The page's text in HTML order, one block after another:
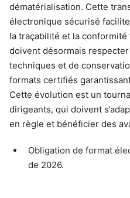
dématérialisation. Cette
électronique sécurisé
la traçabilité et la
doivent désormais
techniques et de
formats certifiés
Cette évolution est un
dirigeants, qui doivent
en règle et bénéficier des
Obligation de format
de 2026.